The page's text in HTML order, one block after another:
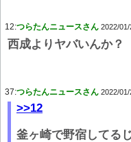
12:つらたんニュースさん 2022/
西成よりヤバいんか？
37:つらたんニュースさん 2022/
>>12
釜ヶ崎で野宿してる